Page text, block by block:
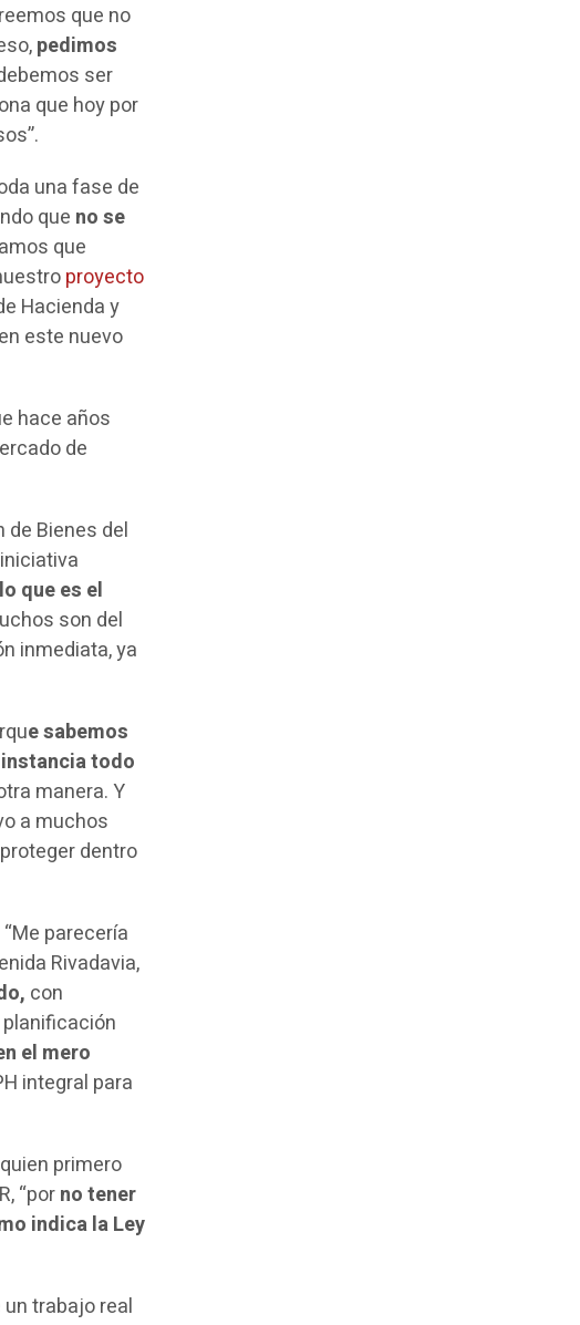
que no
pedimos
ser
que hoy por
una fase de
que no se
que
proyecto
Hacienda y
este nuevo
hace años
de
de Bienes del
que es el
son del
inmediata, ya
e sabemos
todo
manera. Y
a muchos
dentro
parecería
Rivadavia,
con
el mero
integral para
primero
“porno tener
indica la Ley
trabajo real